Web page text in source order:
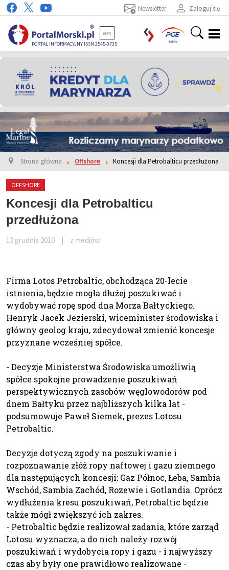
Zaloguj się
Newsletter
PORTAL INFORMACYJNY ISSN 2545-0735
en
Strona główna Offshore Koncesji dla Petrobalticu przedłużona
OFFSHORE
Koncesji dla Petrobalticu
przedłużona
13 grudnia 2010 z mediów
Firma Lotos Petrobaltic, obchodząca 20-lecie
istnienia, będzie mogła dłużej poszukiwać i
wydobywać ropę spod dna Morza Bałtyckiego.
Henryk Jacek Jezierski, wiceminister środowiska i
główny geolog kraju, zdecydował zmienić koncesje
przyznane wcześniej spółce.
- Decyzje Ministerstwa Środowiska umożliwią
spółce spokojne prowadzenie poszukiwań
perspektywicznych zasobów węglowodorów pod
dnem Bałtyku przez najbliższych kilka lat -
podsumowuje Paweł Siemek, prezes Lotosu
Petrobaltic.
Decyzje dotyczą zgody na poszukiwanie i
rozpoznawanie złóż ropy naftowej i gazu ziemnego
dla następujących koncesji: Gaz Północ, Łeba, Sambia
Wschód, Sambia Zachód, Rozewie i Gotlandia. Oprócz
wydłużenia kresu poszukiwań, Petrobaltic będzie
także mógł zwiększyć ich zakres.
- Petrobaltic będzie realizował zadania, które zarząd
Lotosu wyznacza, a do nich należy rozwój
poszukiwań i wydobycia ropy i gazu - i najwyższy
czas aby były one prawidłowo realizowane -